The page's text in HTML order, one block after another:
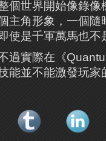
個世界開始像錄像
主角形象，一個隨
使是千軍萬馬也不
過實際在《
能並不能激發玩家